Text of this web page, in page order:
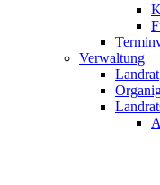
Verwaltung
Landrat